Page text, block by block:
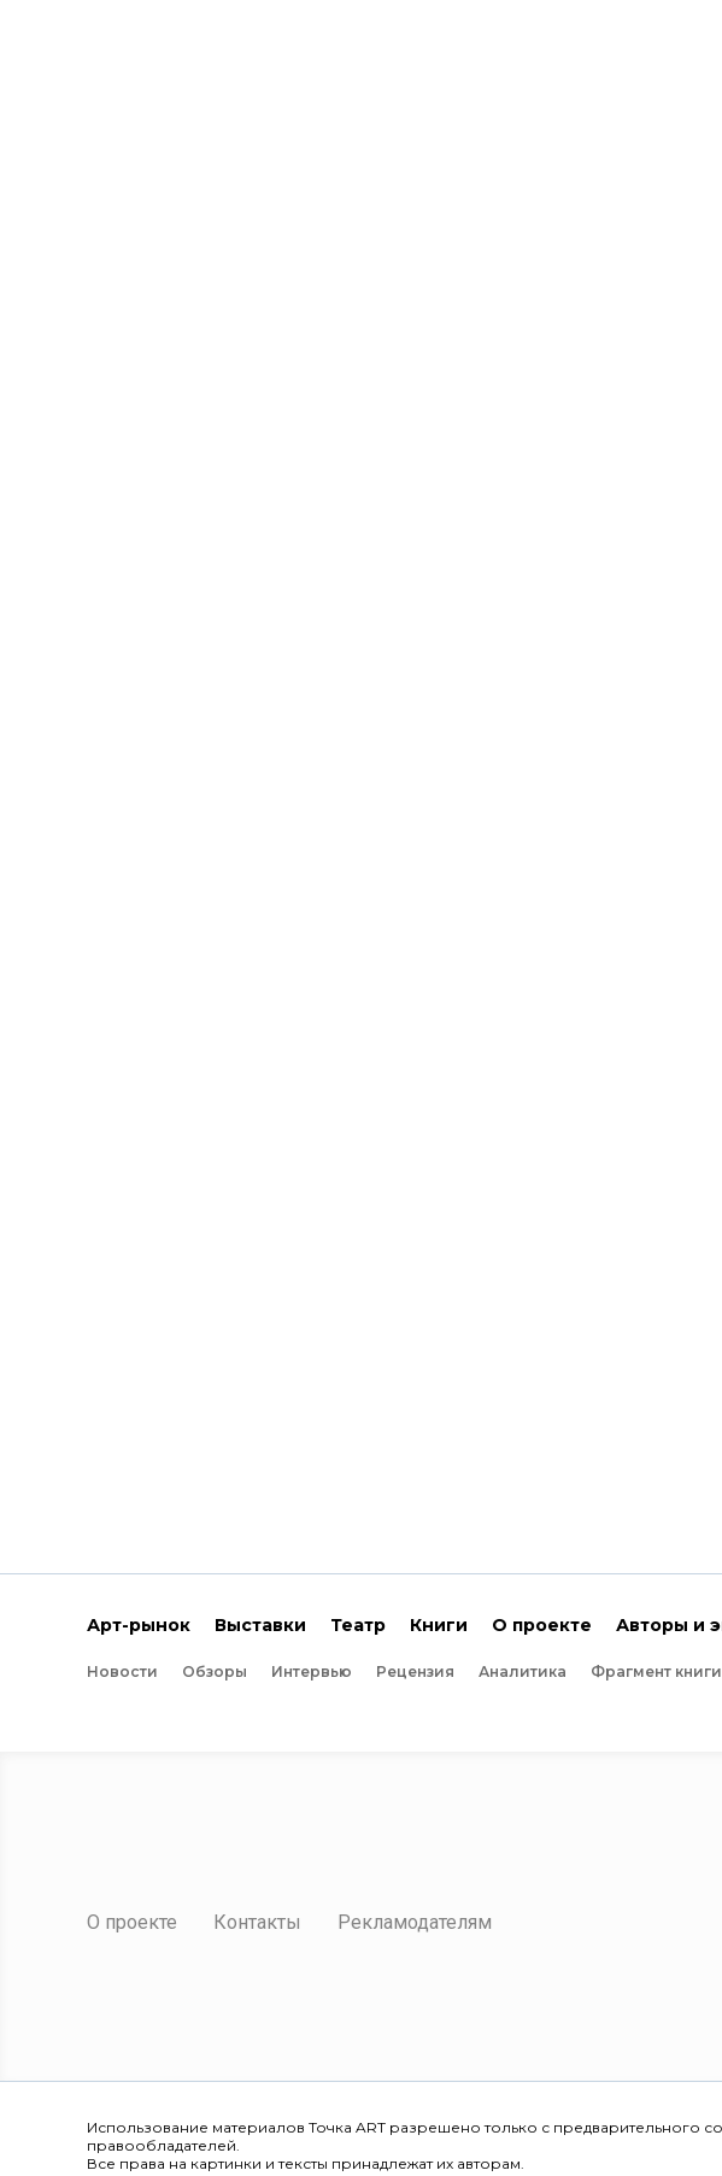
Арт-рынок Выставки Театр Книги О проекте Авторы и
Новости Обзоры Интервью Рецензия Аналитика Фрагмент книги
О проекте Контакты Рекламодателям
Использование материалов Точка ART разрешено только с предварительного
правообладателей.
Все права на картинки и тексты принадлежат их авторам.